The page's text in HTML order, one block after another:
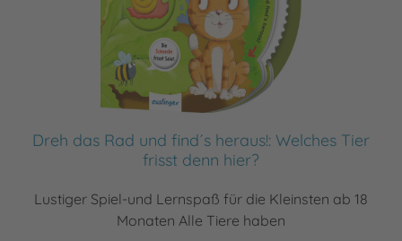
Dreh das Rad und find´s heraus!: Welches Tier
frisst denn hier?
Lustiger Spiel-und Lernspaß für die Kleinsten ab 18
Monaten Alle Tiere haben